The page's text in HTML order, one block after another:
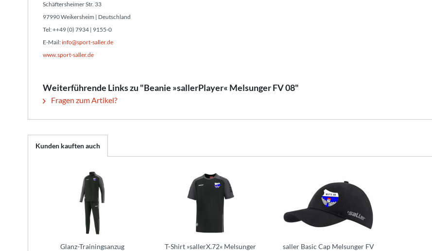
Schäftersheimer Str. 33
97990 Weikersheim | Deutschland
Tel: ++49 (0) 7934 | 9155-0
E-Mail:info@sport-saller.de
www.sport-saller.de
Weiterführende Links zu "Beanie »sallerPlayer« Melsunger FV 08"
Fragen zum Artikel?
Kunden kauften auch
Glanz-Trainingsanzug
T-Shirt »sallerX.72« Melsunger
saller Basic Cap Melsunger FV